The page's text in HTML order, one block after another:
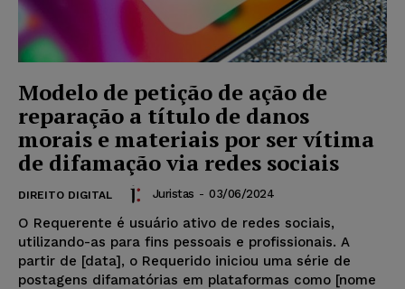
Modelo de petição de ação de
reparação a título de danos
morais e materiais por ser vítima
de difamação via redes sociais
DIREITO DIGITAL Juristas - 03/06/2024
O Requerente é usuário ativo de redes sociais,
utilizando-as para fins pessoais e profissionais. A
partir de [data], o Requerido iniciou uma série de
postagens difamatórias em plataformas como [nome